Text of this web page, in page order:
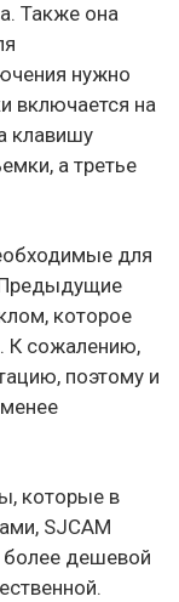
Также она
нужно
включается на
клавишу
а третье
для
которое
К сожалению,
поэтому и
которые в
SJCAM
дешевой